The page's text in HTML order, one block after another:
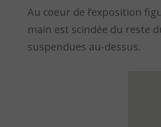
Au coeur de l’exposition
main est scindée du reste
suspendues au-dessus.